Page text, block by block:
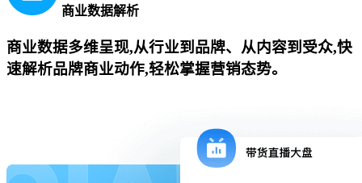
商业数据解析
商业数据多维呈现,从行业到品牌、从内容到受众,快
速解析品牌商业动作,轻松掌握营销态势。